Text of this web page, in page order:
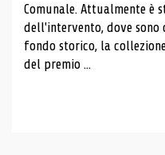
Comunale. Attualmente
dell'intervento, dove
fondo storico, la
del premio ...